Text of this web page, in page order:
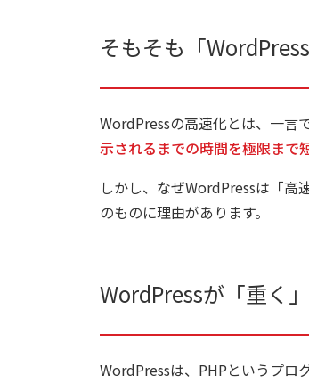
そもそも「
WordPressの高速化とは、一言
示されるまでの時間を極限まで
しかし、なぜWordPressは「高
のものに理由があります。
WordPressが「重く
WordPressは、PHPというプロ